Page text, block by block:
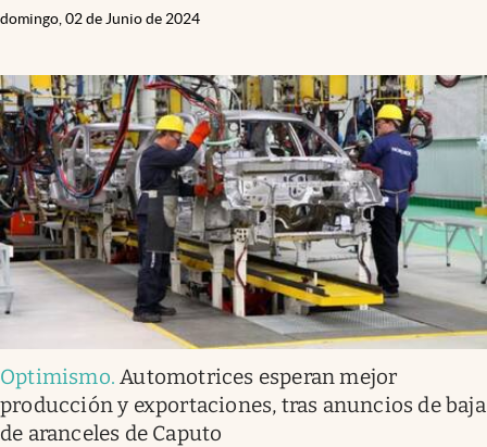
domingo, 02 de Junio de 2024
Optimismo.Automotrices esperan mejor
producción y exportaciones, tras anuncios de baja
de aranceles de Caputo